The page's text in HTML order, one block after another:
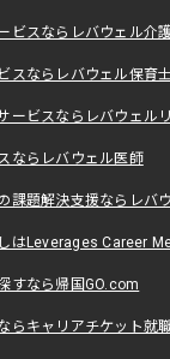
ビスならレバウェル介
スならレバウェル保育士
ービスならレバウェル
ならレバウェル医師
課題解決支援ならレバ
はLeverages Career
すなら帰国GO.com
らキャリアチケット就